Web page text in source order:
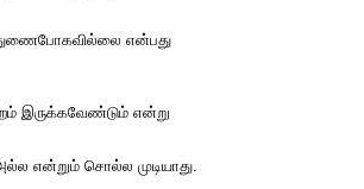
துணைபோகவில்லை என்பது
இருக்கவேண்டும் என்று
என்றும் சொல்ல முடியாது.